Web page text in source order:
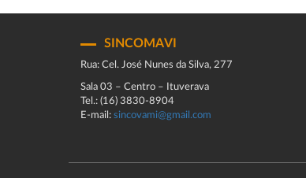
SINCOMAVI
Rua: Cel. José Nunes da Silva, 277
Sala 03 – Centro – Ituverava
Tel.: (16) 3830-8904
E-mail: sincovami@gmail.com